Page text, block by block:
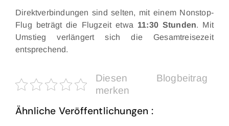
Direktverbindungen sind selten, mit einem Nonstop-
Flug beträgt die Flugzeit etwa 11:30 Stunden. Mit
Umstieg verlängert sich die Gesamtreisezeit
entsprechend.
Diesen Blogbeitrag
merken
Ähnliche Veröffentlichungen :